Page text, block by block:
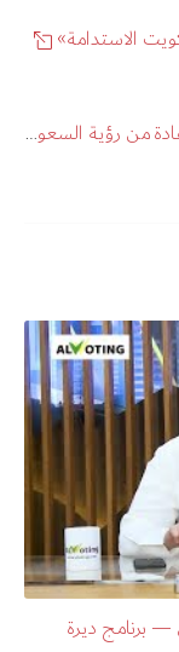
الاستدامة»
السعودية 2030
— برنامج ديرة